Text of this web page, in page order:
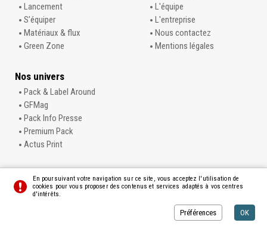
Lancement
S’équiper
Matériaux & flux
Green Zone
L'équipe
L'entreprise
Nous contactez
Mentions légales
Nos univers
Pack & Label Around
GFMag
Pack Info Presse
Premium Pack
Actus Print
Préférences Crédits
En poursuivant votre navigation sur ce site, vous acceptez l'utilisation de
cookies pour vous proposer des contenus et services adaptés à vos centres
d'intérêts.
Préférences OK